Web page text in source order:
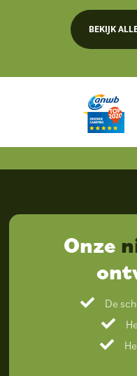
BEKIJK
Onze
De